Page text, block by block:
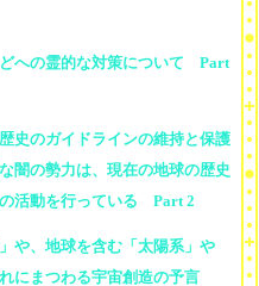
への霊的な対策について Part
史のガイドラインの維持と保護
闇の勢力は、現在の地球の歴史
活動を行っている Part 2
や、地球を含む「太陽系」や
にまつわる宇宙創造の予言